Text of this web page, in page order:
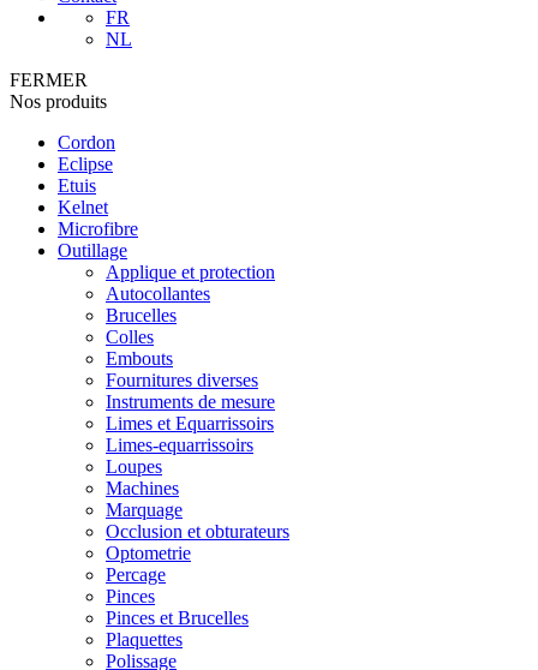
FR
NL
FERMER
Nos produits
Cordon
Eclipse
Etuis
Kelnet
Microfibre
Outillage
Applique et protection
Autocollantes
Brucelles
Colles
Embouts
Fournitures diverses
Instruments de mesure
Limes et Equarrissoirs
Limes-equarrissoirs
Loupes
Machines
Marquage
Occlusion et obturateurs
Optometrie
Percage
Pinces
Pinces et Brucelles
Plaquettes
Polissage